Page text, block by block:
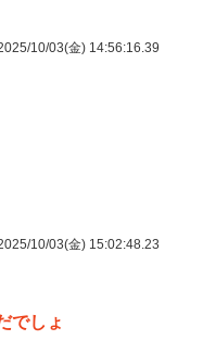
10/03(金) 14:56:16.39
10/03(金) 15:02:48.23
でしょ